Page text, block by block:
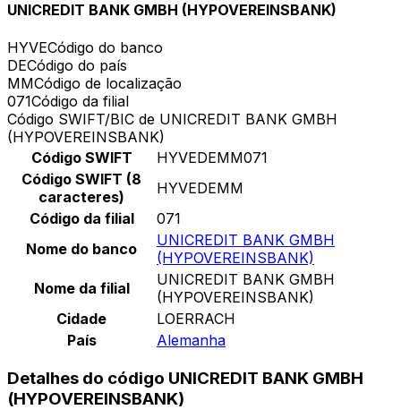
UNICREDIT BANK GMBH (HYPOVEREINSBANK)
HYVECódigo do banco
DECódigo do país
MMCódigo de localização
071Código da filial
Código SWIFT/BIC de UNICREDIT BANK GMBH
(HYPOVEREINSBANK)
Código SWIFT
HYVEDEMM071
Código SWIFT (8
caracteres)
HYVEDEMM
Código da filial
071
Nome do banco
UNICREDIT BANK GMBH
(HYPOVEREINSBANK)
Nome da filial
UNICREDIT BANK GMBH
(HYPOVEREINSBANK)
Cidade
LOERRACH
País
Alemanha
Detalhes do código UNICREDIT BANK GMBH
(HYPOVEREINSBANK)